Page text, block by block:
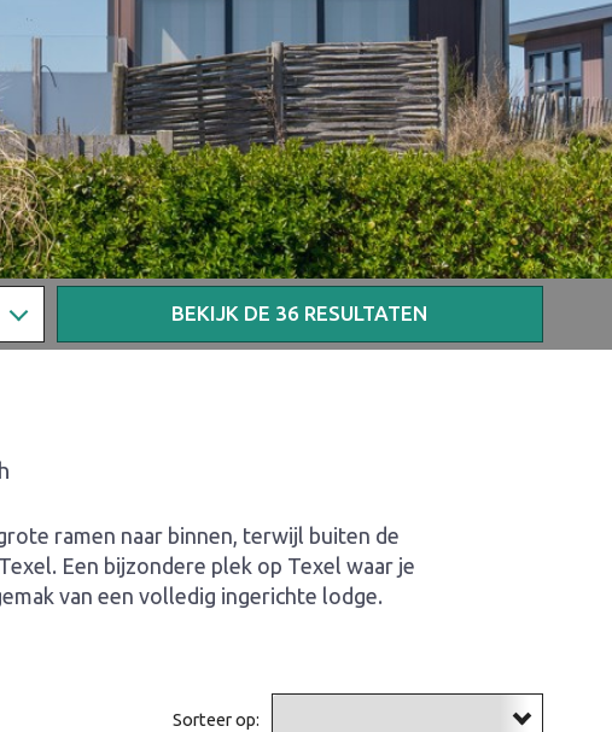
BEKIJK DE 36 RESULTATEN
ramen naar binnen, terwijl buiten de
Een bijzondere plek op Texel waar je
van een volledig ingerichte lodge.
Sorteer op: